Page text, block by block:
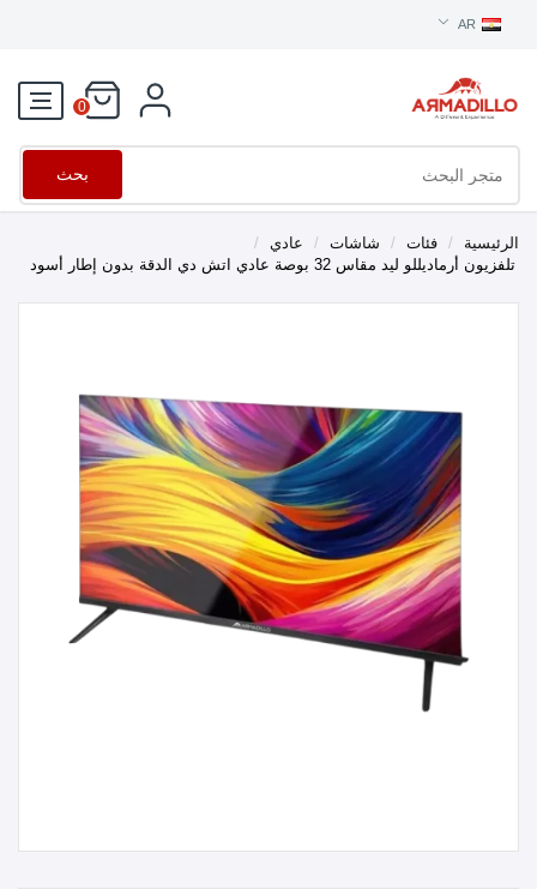
AR
0
بحث
الرئيسية / فئات / شاشات / عادي
/
تلفزيون أرماديللو ليد مقاس 32 بوصة عادي اتش دي الدقة بدون إطار أسود